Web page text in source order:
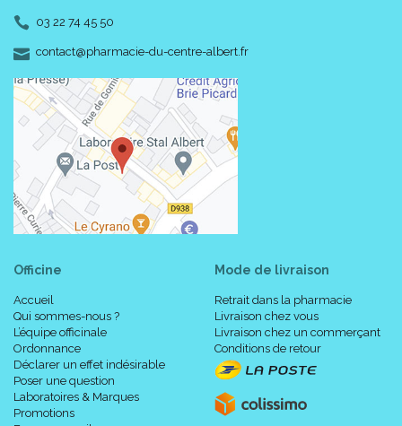
03 22 74 45 50
contact-
@-
pharmacie-du-centre-albert.fr
Officine
Accueil
Qui sommes-nous ?
L’équipe officinale
Ordonnance
Déclarer un effet indésirable
Poser une question
Laboratoires & Marques
Promotions
Mode de livraison
Retrait dans la pharmacie
Livraison chez vous
Livraison chez un commerçant
Conditions de retour